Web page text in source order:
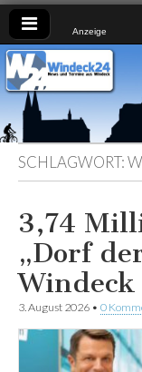
Anzeige
Nachrichten
aus dem
Ländchen
für das
Ländchen
SCHLAGWORT:
3,74
„Dorf
Windeck
3. August 2026 • 0